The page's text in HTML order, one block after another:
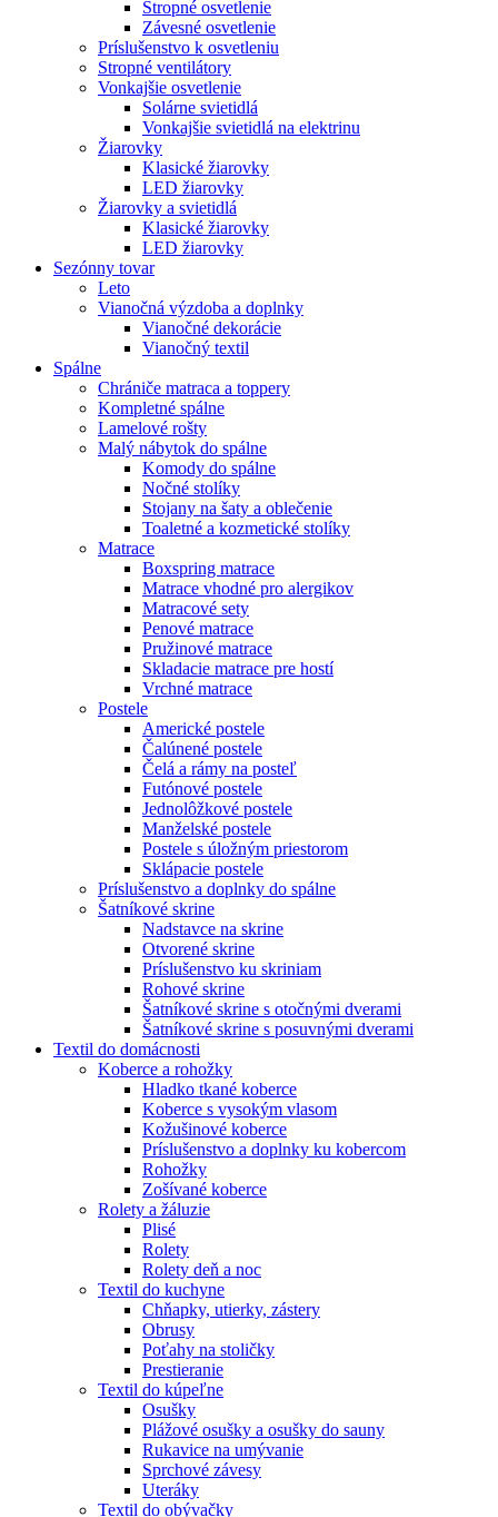
Stropné osvetlenie
Závesné osvetlenie
Príslušenstvo k osvetleniu
Stropné ventilátory
Vonkajšie osvetlenie
Solárne svietidlá
Vonkajšie svietidlá na elektrinu
Žiarovky
Klasické žiarovky
LED žiarovky
Žiarovky a svietidlá
Klasické žiarovky
LED žiarovky
Sezónny tovar
Leto
Vianočná výzdoba a doplnky
Vianočné dekorácie
Vianočný textil
Spálne
Chrániče matraca a toppery
Kompletné spálne
Lamelové rošty
Malý nábytok do spálne
Komody do spálne
Nočné stolíky
Stojany na šaty a oblečenie
Toaletné a kozmetické stolíky
Matrace
Boxspring matrace
Matrace vhodné pro alergikov
Matracové sety
Penové matrace
Pružinové matrace
Skladacie matrace pre hostí
Vrchné matrace
Postele
Americké postele
Čalúnené postele
Čelá a rámy na posteľ
Futónové postele
Jednolôžkové postele
Manželské postele
Postele s úložným priestorom
Sklápacie postele
Príslušenstvo a doplnky do spálne
Šatníkové skrine
Nadstavce na skrine
Otvorené skrine
Príslušenstvo ku skriniam
Rohové skrine
Šatníkové skrine s otočnými dverami
Šatníkové skrine s posuvnými dverami
Textil do domácnosti
Koberce a rohožky
Hladko tkané koberce
Koberce s vysokým vlasom
Kožušinové koberce
Príslušenstvo a doplnky ku kobercom
Rohožky
Zošívané koberce
Rolety a žáluzie
Plisé
Rolety
Rolety deň a noc
Textil do kuchyne
Chňapky, utierky, zástery
Obrusy
Poťahy na stoličky
Prestieranie
Textil do kúpeľne
Osušky
Plážové osušky a osušky do sauny
Rukavice na umývanie
Sprchové závesy
Uteráky
Textil do obývačky